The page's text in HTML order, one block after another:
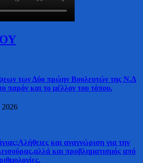
των Δύο πρώην Βουλευτών της Ν.Δ
παρόν και το μέλλον του τόπου.
2026
και αναγνώριση για την
και προβληματισμός από